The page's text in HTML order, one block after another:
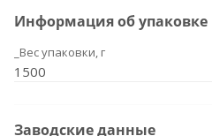
Информация об упаковке
_Вес упаковки, г
1500
Заводские данные